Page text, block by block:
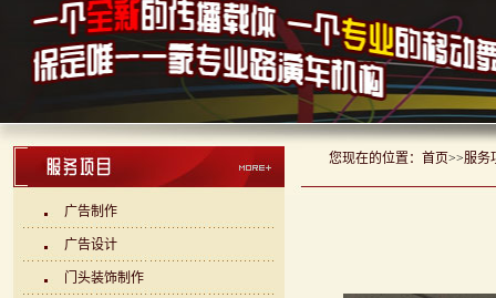
广告制作
广告设计
门头装饰制作
您现在的位置： 首页>>服务